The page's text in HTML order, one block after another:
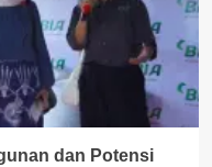
dan Potensi